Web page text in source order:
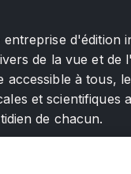
d'édition
de la vue et de
accessible à tous,
et scientifiques
de chacun.